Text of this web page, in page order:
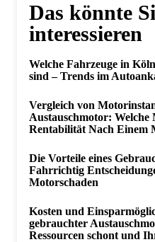
Das könnte
interessieren
Welche Fahrzeuge in
sind – Trends im
Vergleich von
Austauschmotor:
Rentabilität Nach Einem
Die Vorteile eines
Fahrrichtig
Motorschaden
Kosten und
gebrauchter
Ressourcen schont und